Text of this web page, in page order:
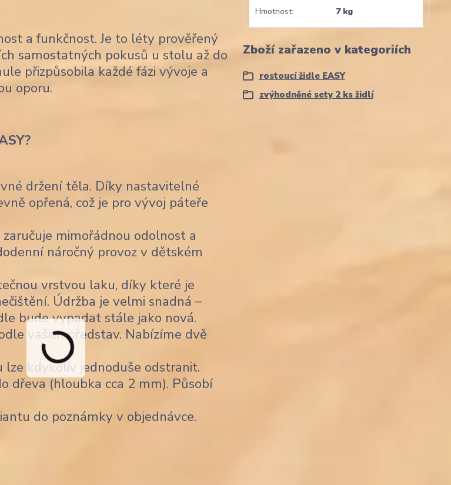
a funkčnost. Je to léty prověřený
samostatných pokusů u stolu až do
přizpůsobila každé fázi vývoje a
oporu.
držení těla. Díky nastavitelné
opřená, což je pro vývoj páteře
mimořádnou odolnost a
náročný provoz v dětském
vrstvou laku, díky které je
Údržba je velmi snadná –
bude vypadat stále jako nová.
vašich představ. Nabízíme dvě
lze kdykoliv jednoduše odstranit.
dřeva (hloubka cca 2 mm). Působí
do poznámky v objednávce.
Hmotnost 7 kg
Zboží zařazeno v kategoriích
rostoucí židle EASY
zvýhodněné sety 2 ks židlí